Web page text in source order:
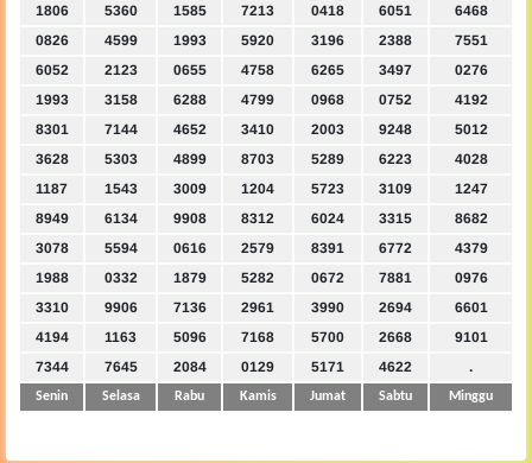
1806
5360 1585 7213 0418 6051
6468
0826
4599 1993 5920 3196 2388
7551
6052
2123 0655 4758 6265 3497
0276
1993
3158 6288 4799 0968 0752
4192
8301
7144 4652 3410 2003 9248
5012
3628
5303 4899 8703 5289 6223
4028
1187
1543 3009 1204 5723 3109
1247
8949
6134 9908 8312 6024 3315
8682
3078
5594 0616 2579 8391 6772
4379
1988
0332 1879 5282 0672 7881
0976
3310
9906 7136 2961 3990 2694
6601
4194
1163 5096 7168 5700 2668
9101
7344
7645 2084 0129 5171 4622 .
Senin Selasa Rabu Kamis Jumat Sabtu Minggu